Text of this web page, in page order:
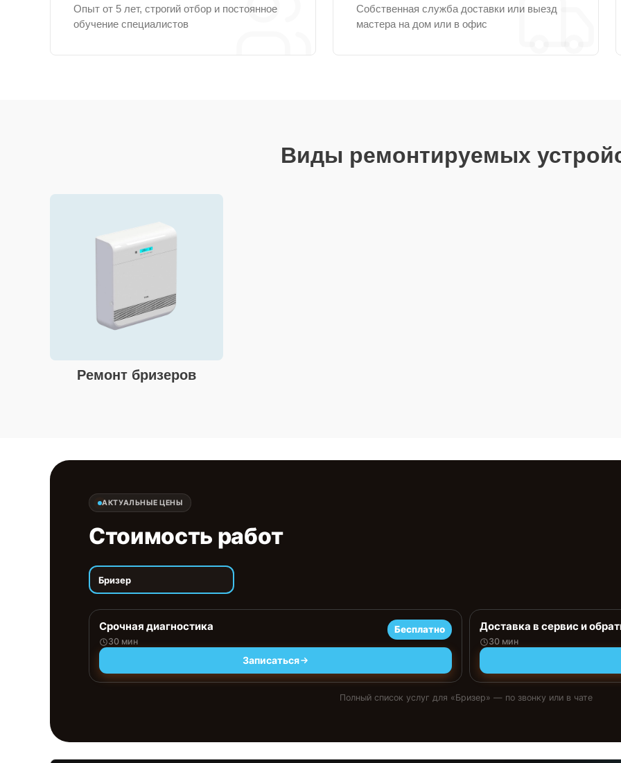
Опыт от 5 лет, строгий отбор и постоянное
обучение специалистов
Собственная служба доставки или выезд
мастера на дом или в офис
Виды ремонтируемых
Ремонт бризеров
АКТУАЛЬНЫЕ ЦЕНЫ
Стоимость работ
Бризер
Срочная диагностика
30 мин
Бесплатно
Записаться
Доставка в сервис и
30 мин
Полный список услуг для «Бризер» — по звонку или в чате